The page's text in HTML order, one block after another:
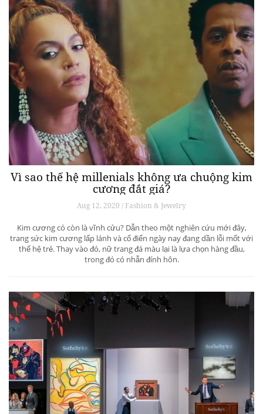
Vì sao thế hệ millenials không ưa chuộng kim
cương đắt giá?
Aug 12, 2020 / Fashion & Jewelry
Kim cương có còn là vĩnh cửu? Dẫn theo một nghiên cứu mới đây,
trang sức kim cương lấp lánh và cổ điển ngày nay đang dần lỗi mốt với
thế hệ trẻ. Thay vào đó, nữ trang đá màu lại là lựa chọn hàng đầu,
trong đó có nhẫn đính hôn.